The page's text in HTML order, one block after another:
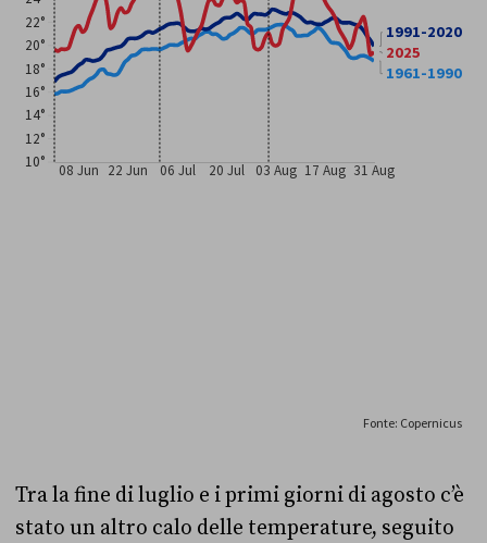
Tra la fine di luglio e i primi giorni di agosto c’è
stato un altro calo delle temperature, seguito